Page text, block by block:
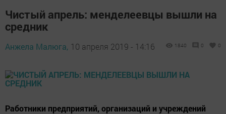
Чистый апрель: менделеевцы вышли на
средник
Анжела Малюга, 10 апреля 2019 - 14:16 1840 0 0
Работники предприятий, организаций и учреждений